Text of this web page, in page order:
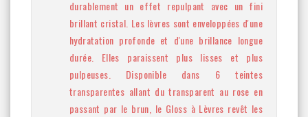
durablement un effet repulpant avec un fini
brillant cristal. Les lèvres sont enveloppées d'une
hydratation profonde et d'une brillance longue
durée. Elles paraissent plus lisses et plus
pulpeuses. Disponible dans 6 teintes
transparentes allant du transparent au rose en
passant par le brun, le Gloss à Lèvres revêt les